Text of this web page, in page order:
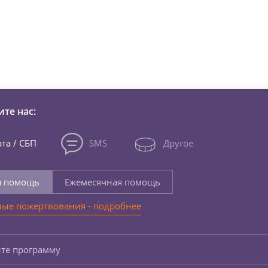
нас:
/ СБП SMS Другое
помощь
Ежемесячная помощь
пожертвования - подробнее
программу